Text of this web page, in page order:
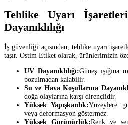
Tehlike Uyarı
Dayanıklılığı
İş güvenliği açısından, tehlike uyarı
taşır. Ostim Etiket olarak, ürünlerimizin
UV Dayanıklılığı:Güneş ışığına
bozulmadan kalabilir.
Su ve Hava Koşullarına
doğa olaylarına karşı dirençlidir.
Yüksek Yapışkanlık:Yüzeylere
veya deformasyon göstermez.
Yüksek Görünürlük:Renk ve